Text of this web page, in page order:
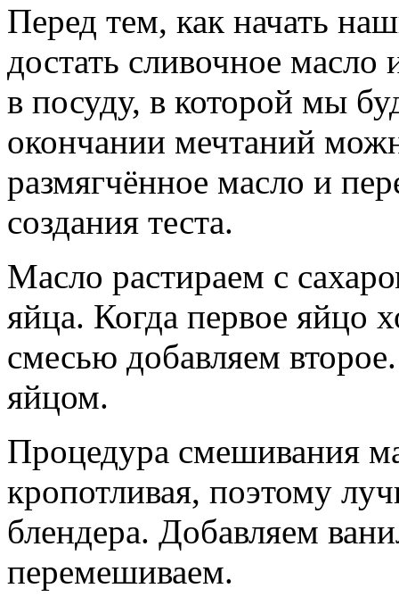
Перед тем, как начать
достать сливочное
в посуду, в которой мы
окончании мечтаний
размягчённое масло и
создания теста.
Масло растираем с
яйца. Когда первое яйцо
смесью добавляем
яйцом.
Процедура смешивания
кропотливая, поэтому
блендера. Добавляем
перемешиваем.